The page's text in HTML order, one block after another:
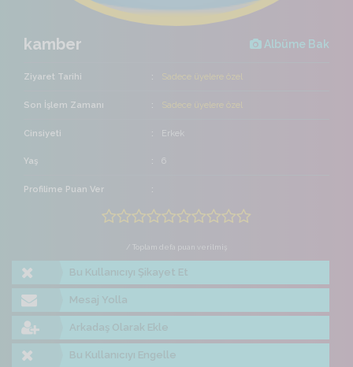
kamber Albüme Bak
Ziyaret Tarihi Sadece üyelere özel
Son İşlem Zamanı Sadece üyelere özel
Cinsiyeti Erkek
Yaş 6
Profilime Puan Ver
/ Toplam defa puan verilmiş
Bu Kullanıcıyı Şikayet Et
Mesaj Yolla
Arkadaş Olarak Ekle
Bu Kullanıcıyı Engelle